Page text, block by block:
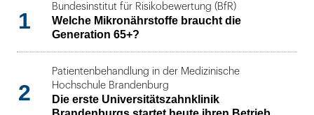
1
Bundesinstitut für Risikobewertung (BfR)
Welche Mikronährstoffe braucht die
Generation 65+?
2
Patientenbehandlung in der Medizinische
Hochschule Brandenburg
Die erste Universitätszahnklinik